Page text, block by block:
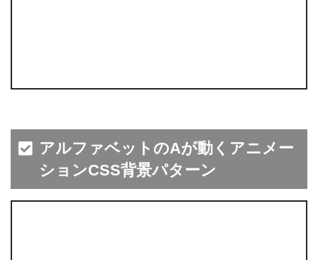
アルファベットのAが動くアニメー
ションCSS背景パターン